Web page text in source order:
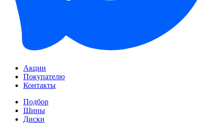
Акции
Покупателю
Контакты
Подбор
Шины
Диски